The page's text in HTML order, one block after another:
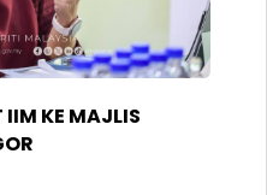
KE MAJLIS